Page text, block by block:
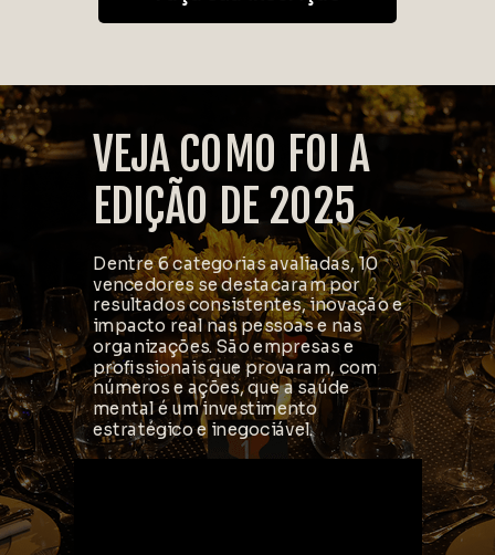
VEJA COMO FOI A
EDIÇÃO DE 2025
Dentre 6 categorias avaliadas, 10
vencedores se destacaram por
resultados consistentes, inovação e
impacto real nas pessoas e nas
organizações. São empresas e
profissionais que provaram, com
números e ações, que a saúde
mental é um investimento
estratégico e inegociável.